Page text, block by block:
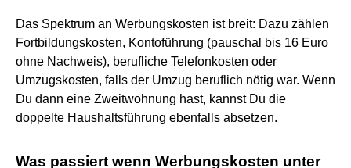
Das Spektrum an Werbungskosten ist breit: Dazu zählen
Fortbildungskosten, Kontoführung (pauschal bis 16 Euro
ohne Nachweis), berufliche Telefonkosten oder
Umzugskosten, falls der Umzug beruflich nötig war. Wenn
Du dann eine Zweitwohnung hast, kannst Du die
doppelte Haushaltsführung ebenfalls absetzen.
Was passiert wenn Werbungskosten unter